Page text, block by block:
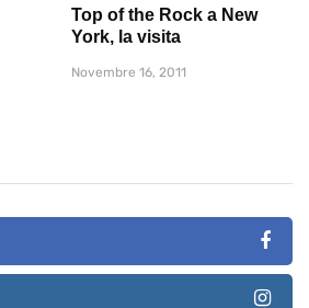
Top of the Rock a New
York, la visita
Novembre 16, 2011